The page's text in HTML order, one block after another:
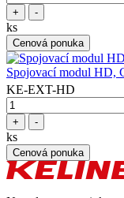
+ -
ks
Cenová ponuka
Spojovací modul HD,
KE-EXT-HD
+ -
ks
Cenová ponuka